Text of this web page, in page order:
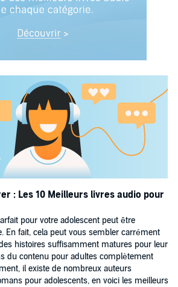
: Les 10 Meilleurs livres audio pour
pour votre adolescent peut être
En fait, cela peut vous sembler carrément
histoires suffisamment matures pour leur
du contenu pour adultes complètement
il existe de nombreux auteurs
pour adolescents, en voici les meilleurs